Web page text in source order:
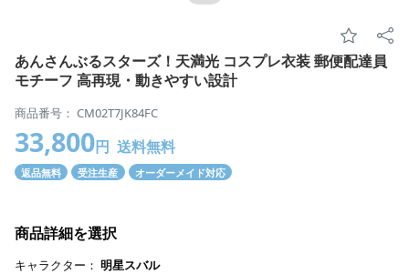
あんさんぶるスターズ！天満光 コスプレ衣装 郵便配達員
モチーフ 高再現・動きやすい設計
商品番号： CM02T7JK84FC
33,800円 送料無料
返品無料 受注生産 オーダーメイド対応
商品詳細を選択
キャラクター： 明星スバル